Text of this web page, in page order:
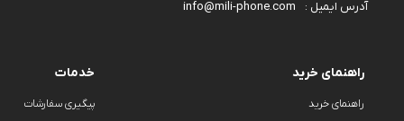
آدرس ایمیل :
info@mili-phone.com
راهنمای خرید
راهنمای خرید
خدمات
پیگیری سفارشات